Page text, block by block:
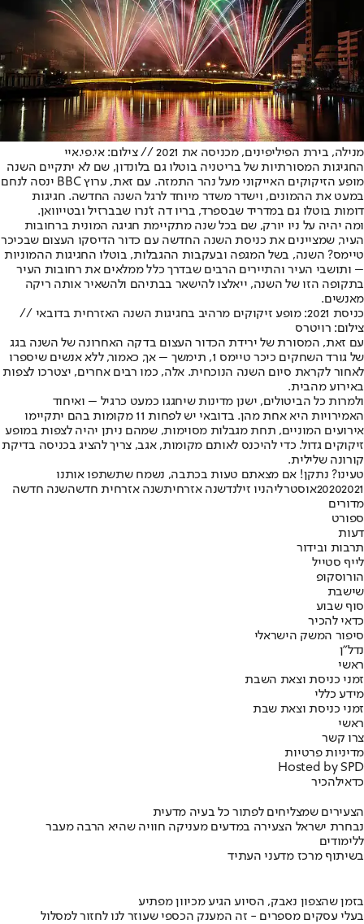
מנילה, בירת הפיליפינים, מכניסה את 2021 // צילום: אי.פי.איי
החגיגות המסורתיות של בריטניה בוטלו גם בלונדון, שם לא יתקיים השנה
מופע הזיקוקים האייקוני מעל נהר התמזה. עם זאת, ערוץ BBC ינסה לנחם
במעט את ההמונים, וישדר משדר מיוחד לרגל השנה החדשה. חגיגות
דומות בוטלו גם במדריד שבספרד, בריו דה ז'נרו שבברזיל ובטייוואן.
ומה יהיה על ניו יורק, שם בכל שנה מתקיימת חגיגה המונית ברחובות
העיר, שמציינים את כניסת השנה החדשה עם כדור הדיסקו העצום שבכיכר
טיימס? השנה, בשל המגפה ובעקבות ההגבלות, בוטלו החגיגות ההמוניות
– ותושבי העיר והתיירים הרבים שבדרך כלל ממלאים את רחובות העיר
בתקופה הזו של השנה, ייאלצו להישאר בבתיהם ולהשאיר אותה ריקה
מאנשים.
כניסת 2021: מופע זיקוקים מרהיב בחגיגות השנה האזרחית בדובאי //
צילום: רויטרס
עם זאת, המסורת של ירידת הכדור העצום בדקה האחרונה של השנה בגג
של גורד השחקים כיכר טיימס 1, תימשך – אך, כאמור, ללא אנשים שיספרו
לאחור לקראת סיום השנה הנוכחית. אלה, כמו רבים אחרים, יצטרכו לצפות
באירוע מהבית.
ולמרות כל הביטולים, ישנן מדינות שיחגגו כמעט כרגיל – ואיחוד
האמירויות היא אחת מהן. בדובאי יש לפחות 11 מקומות בהם יתקיימו
אירועים המוניים, תחת מגבלות מסוימות, שמהם ניתן יהיה לצפות במופע
זיקוקים גדול. כדי להיכנס לאותם מקומות, אגב, צריך להציג בכניסה בדיקת
קורונה שלילית.
טעינו? נתקן! אם מצאתם טעות בכתבה, נשמח שתשתפו אותנו
20202021 אוסטרליהניו זילנדשנה אזרחיתשנה אזרחית חדשהשנה חדשה
מדורים
ספורט
דעות
תרבות ובידור
לייף סטייל
הורוסקופ
שישבת
סוף שבוע
כדאי להכיר
סיפור המשק הישראלי
נדל"ן
ראשי
זמני כניסת וצאת השבת
מידע כללי
זמני כניסת וצאת שבת
ראשי
צרו קשר
מדיניות פרטיות
Hosted by SPD
כדאילהכיר
הצעירים שמצליחים לפתור כל בעיה מדעית
נבחרת ישראל הצעירה במדעים מעניקה חוויה שהיא הרבה מעבר
ללימודים
בשיתוף מרכז מדעני העתיד
בזמן שהצפון נאבק, הסיוע הגיע מכיוון מפתיע
בעלי עסקים מספרים - זה המענק הכספי שעוזר לנו לחזור למסלול